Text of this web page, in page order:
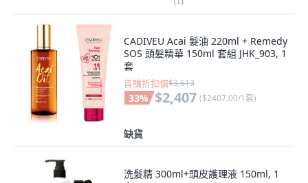
CADIVEU Acai 髮油 220ml + Remedy
SOS 頭髮精華 150ml 套組 JHK_903, 1
套
首購折扣價$3,613
33% $2,407 ($2407.00/1套)
缺貨
洗髮精 300ml+頭皮護理液 150ml, 1